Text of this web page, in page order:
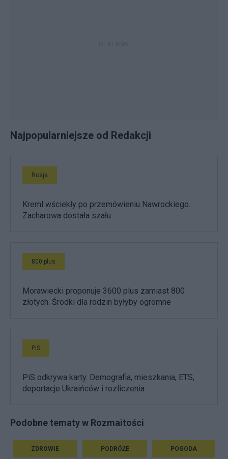
Najpopularniejsze od Redakcji
Rosja
Kreml wściekły po przemówieniu Nawrockiego.
Zacharowa dostała szału
800 plus
Morawiecki proponuje 3600 plus zamiast 800
złotych. Środki dla rodzin byłyby ogromne
PiS
PiS odkrywa karty. Demografia, mieszkania, ETS,
deportacje Ukraińców i rozliczenia
Podobne tematy w Rozmaitości
ZDROWIE PODRÓŻE POGODA